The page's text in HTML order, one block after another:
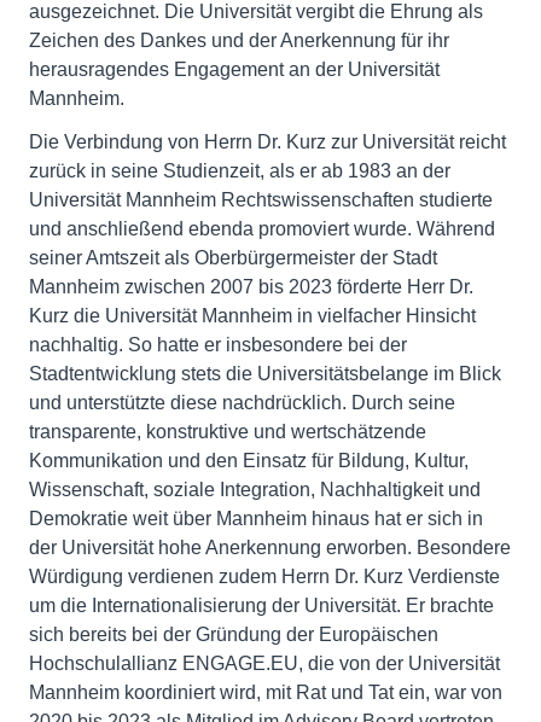
ausgezeichnet. Die Universität vergibt die Ehrung als
Zeichen des Dankes und der Anerkennung für ihr
herausragendes Engagement an der Universität
Mannheim.
Die Verbindung von Herrn Dr. Kurz zur Universität reicht
zurück in seine Studienzeit, als er ab 1983 an der
Universität Mannheim Rechtswissenschaften studierte
und anschließend ebenda promoviert wurde. Während
seiner Amtszeit als Oberbürgermeister der Stadt
Mannheim zwischen 2007 bis 2023 förderte Herr Dr.
Kurz die Universität Mannheim in vielfacher Hinsicht
nachhaltig. So hatte er insbesondere bei der
Stadtentwicklung stets die Universitätsbelange im Blick
und unterstützte diese nachdrücklich. Durch seine
transparente, konstruktive und wertschätzende
Kommunikation und den Einsatz für Bildung, Kultur,
Wissenschaft, soziale Integration, Nachhaltigkeit und
Demokratie weit über Mannheim hinaus hat er sich in
der Universität hohe Anerkennung erworben. Besondere
Würdigung verdienen zudem Herrn Dr. Kurz Verdienste
um die Internationalisierung der Universität. Er brachte
sich bereits bei der Gründung der Europäischen
Hochschulallianz ENGAGE.EU, die von der Universität
Mannheim koordiniert wird, mit Rat und Tat ein, war von